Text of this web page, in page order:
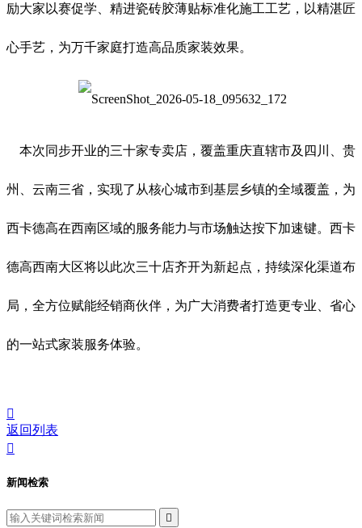
励大家以赛促学、精进瓷砖胶薄贴标准化施工工艺，以精湛匠
心手艺，为万千家庭打造高品质家装效果。
本次同步开业的三十家专卖店，覆盖重庆直辖市及四川、贵
州、云南三省，实现了从核心城市到基层乡镇的全域覆盖，为
西卡德高在西南区域的服务能力与市场触达按下加速键。西卡
德高西南大区将以此次三十店齐开为新起点，持续深化渠道布
局，全方位赋能经销商伙伴，为广大消费者打造更专业、省心
的一站式家装服务体验。

返回列表

新闻检索
